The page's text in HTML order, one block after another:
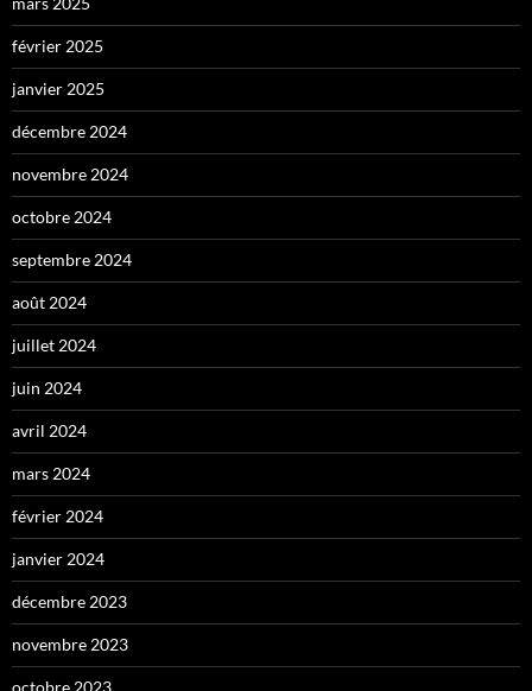
février 2025
janvier 2025
décembre 2024
novembre 2024
octobre 2024
septembre 2024
août 2024
juillet 2024
juin 2024
avril 2024
mars 2024
février 2024
janvier 2024
décembre 2023
novembre 2023